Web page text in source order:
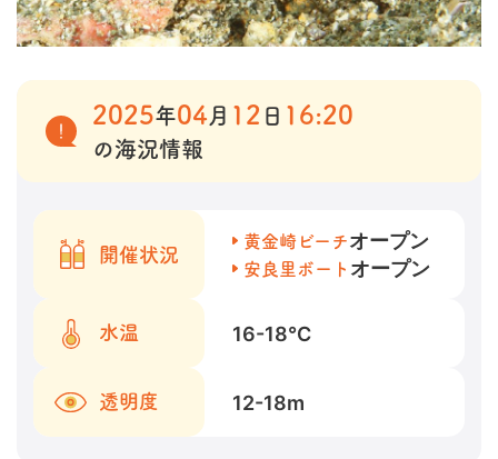
2025年04 月 12 日 16:20
の海況情報
開催状況
黄金崎ビーチオープン
安良里ボート オープン
水温 16-18℃
透明度 12-18m